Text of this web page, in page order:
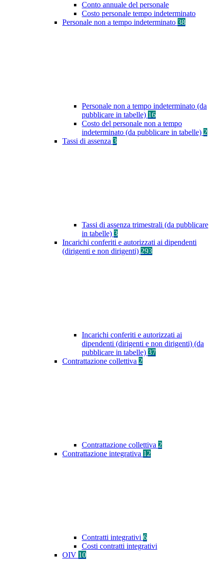
Conto annuale del personale
Costo personale tempo indeterminato
Personale non a tempo indeterminato 38
Personale non a tempo indeterminato (da
pubblicare in tabelle) 16
Costo del personale non a tempo
indeterminato (da pubblicare in tabelle) 2
Tassi di assenza 3
Tassi di assenza trimestrali (da pubblicare
in tabelle) 3
Incarichi conferiti e autorizzati ai dipendenti
(dirigenti e non dirigenti) 293
Incarichi conferiti e autorizzati ai
dipendenti (dirigenti e non dirigenti) (da
pubblicare in tabelle) 37
Contrattazione collettiva 2
Contrattazione collettiva 2
Contrattazione integrativa 12
Contratti integrativi 6
Costi contratti integrativi
OIV 10